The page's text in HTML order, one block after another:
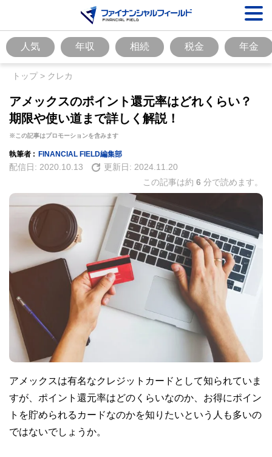
人気 年収 相続 税金 年金
トップ> クレカ
アメックスのポイント還元率はどれくらい？
期限や使い道まで詳しく解説！
※この記事はプロモーションを含みます
執筆者 : FINANCIAL FIELD編集部
配信日: 2020.10.13 更新日: 2024.11.20
この記事は約 6 分で読めます。
アメックスは有名なクレジットカードとして知られていま
すが、ポイント還元率はどのくらいなのか、お得にポイン
トを貯められるカードなのかを知りたいという人も多いの
ではないでしょうか。